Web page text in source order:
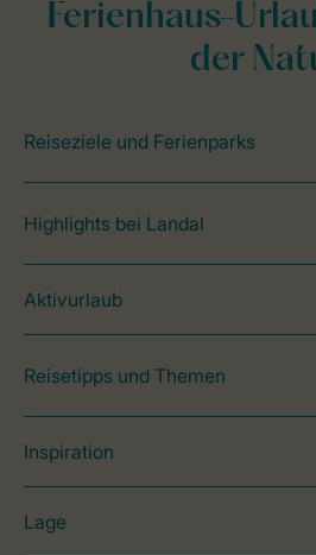
Ferienhaus-
der
Reiseziele und Ferienparks
Highlights bei Landal
Aktivurlaub
Reisetipps und Themen
Inspiration
Lage